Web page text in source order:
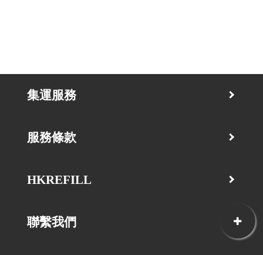
集運服務
服務條款
HKREFILL
聯繫我們